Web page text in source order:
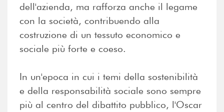
dell'azienda, ma rafforza anche il legame
con la società, contribuendo alla
costruzione di un tessuto economico e
sociale più forte e coeso.
In un'epoca in cui i temi della sostenibilità
e della responsabilità sociale sono sempre
più al centro del dibattito pubblico, l'Oscar